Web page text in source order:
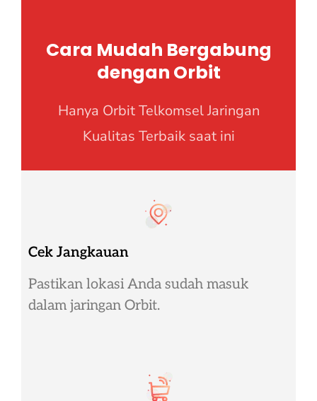
Cara Mudah Bergabung
dengan Orbit
Hanya Orbit Telkomsel Jaringan
Kualitas Terbaik saat ini
Cek Jangkauan
Pastikan lokasi Anda sudah masuk
dalam jaringan Orbit.